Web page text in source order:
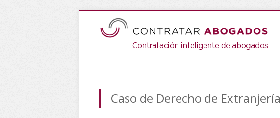
Caso de Derecho de Extranjería